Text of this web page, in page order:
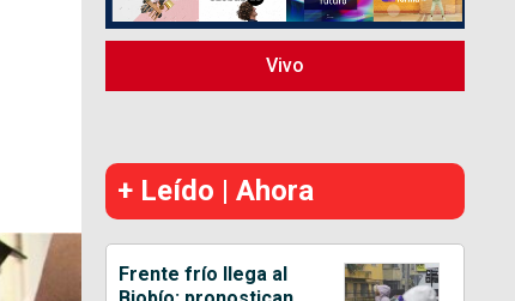
Vivo
+ Leído | Ahora
Frente frío llega al